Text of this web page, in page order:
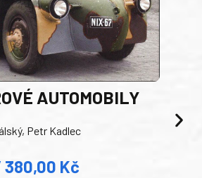
AUTOMOBILY
Petr Kadlec
Kč